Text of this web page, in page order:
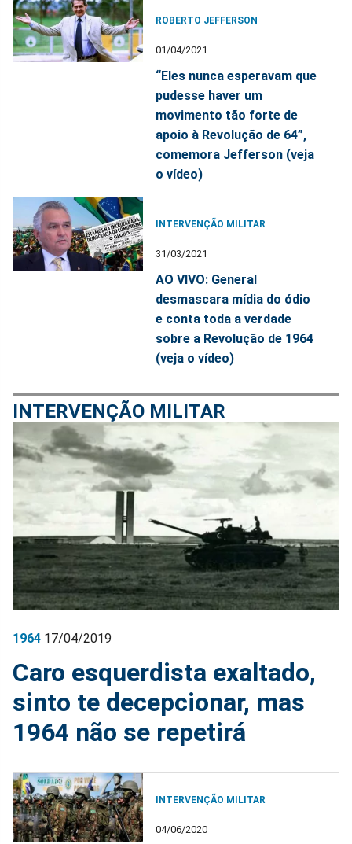
ROBERTO JEFFERSON
01/04/2021
“Eles nunca esperavam que
pudesse haver um
movimento tão forte de
apoio à Revolução de 64”,
comemora Jefferson (veja
o vídeo)
INTERVENÇÃO MILITAR
31/03/2021
AO VIVO: General
desmascara mídia do ódio
e conta toda a verdade
sobre a Revolução de 1964
(veja o vídeo)
INTERVENÇÃO MILITAR
1964 17/04/2019
Caro esquerdista exaltado,
sinto te decepcionar, mas
1964 não se repetirá
INTERVENÇÃO MILITAR
04/06/2020